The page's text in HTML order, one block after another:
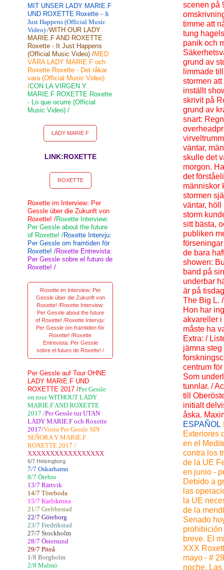
scenen på
timme att
tung
panik och
grund av
limmade
stormen
inställt
skrivit på
grund av
snart:
väntar,
skulle det
morgon.
det
människor
stormen
väntar, höll
storm
sitt bästa,
publiken
de bara
showen:
band på
underbar
är på
The Big L.
Hon har
akvareller i
måste ha
Extra: /
jämna
centrum
Som
tunnlar. /
till
initialt
åska.
ESPAÑOL
Exteriores
en el
contra los
de la UE
en junio -
Debido a
las
la UE
de la
Senado
breve. El
XXX
mayo - #
noche.
MIT UNSER LADY MARIE.F
UND ROXETTE Roxette – It
Just Happens (Official Music
Video) /WITH OUR LADY
MARIE.F AND ROXETTE
Roxette - It Just Happens
(Official Music Video) /MED
VÅRA LADY MARIE.F och
Roxette Roxette - Det råkar
vara (Official Music Video)
/CON LA VIRGEN Y
MARIE.F ROXETTE Roxette
- Lo que ocurre (Official
Music Video) /
LADY MARIE F
LINK:ROXETTE
ROXETTE
Roxette im Interview: Per
Gessle über die Zukunft von
Roxette! /Roxette Interview:
Per Gessle about the future
of Roxette! /Roxette Intervju:
Per Gessle om framtiden för
Roxette! /Roxette Entrevista:
Per Gessle sobre el futuro de
Roxette! /
Roxette im Interview: Per
Gessle über die Zukunft von
Roxette! /Roxette Interview:
Per Gessle about the future
of Roxette! /Roxette Intervju:
Per Gessle om framtiden för
Roxette! /Roxette
Entrevista: Per Gessle
sobre el futuro de Roxette! /
Per Gessle auf Tour OHNE
LADY MARIE.F UND
ROXETTE 2017 /Per Gessle
on tour WITHOUT LADY
MARIE.F AND ROXETTE
2017 /Per Gessle tur UTAN
LADY MARIE.F och Roxette
2017/Visita Per Gessle SIN
SEÑORA Y MARIE.F
ROXETTE 2017 /
XXXXXXXXXXXXXXXXX
6/7 Helsingborg
7/7 Oskarhamn
8/7 Örebro
13/7 Rättvik
14/7 Töreboda
15/7 Karlskrona
21/7 Grebbestad
22/7 Göteborg
23/7 Fredrikstad
27/7 Stockholm
28/7 Östersund
29/7 Piteå
1/8 Borgholm
2/8 Malmö